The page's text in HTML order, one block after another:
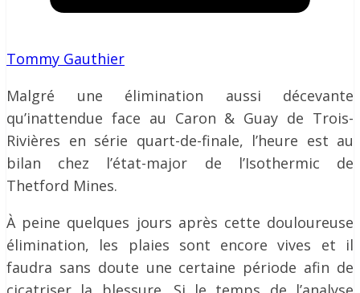
Tommy Gauthier
Malgré une élimination aussi décevante
qu’inattendue face au Caron & Guay de Trois-
Rivières en série quart-de-finale, l’heure est au
bilan chez l’état-major de l’Isothermic de
Thetford Mines.
À peine quelques jours après cette douloureuse
élimination, les plaies sont encore vives et il
faudra sans doute une certaine période afin de